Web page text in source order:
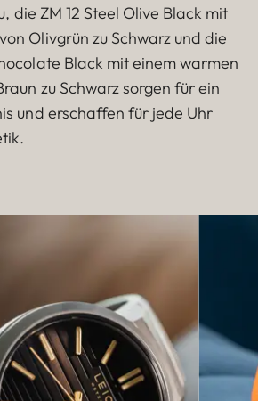
die ZM 12 Steel Olive Black mit
Olivgrün zu Schwarz und die
Black mit einem warmen
zu Schwarz sorgen für ein
und erschaffen für jede Uhr